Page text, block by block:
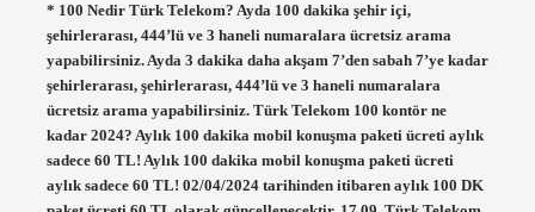
* 100 Nedir Türk Telekom? Ayda 100 dakika şehir içi,
şehirlerarası, 444’lü ve 3 haneli numaralara ücretsiz arama
yapabilirsiniz. Ayda 3 dakika daha akşam 7’den sabah 7’ye kadar
şehirlerarası, şehirlerarası, 444’lü ve 3 haneli numaralara
ücretsiz arama yapabilirsiniz. Türk Telekom 100 kontör ne
kadar 2024? Aylık 100 dakika mobil konuşma paketi ücreti aylık
sadece 60 TL! Aylık 100 dakika mobil konuşma paketi ücreti
aylık sadece 60 TL! 02/04/2024 tarihinden itibaren aylık 100 DK